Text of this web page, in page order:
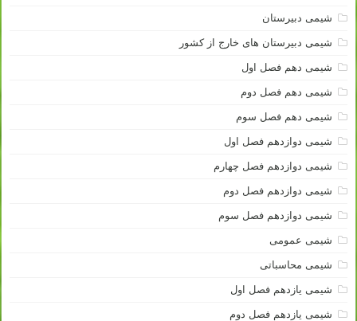
شیمی دبیرستان
شیمی دبیرستان های خارج از کشور
شیمی دهم فصل اول
شیمی دهم فصل دوم
شیمی دهم فصل سوم
شیمی دوازدهم فصل اول
شیمی دوازدهم فصل چهارم
شیمی دوازدهم فصل دوم
شیمی دوازدهم فصل سوم
شیمی عمومی
شیمی محاسباتی
شیمی یازدهم فصل اول
شیمی یازدهم فصل دوم